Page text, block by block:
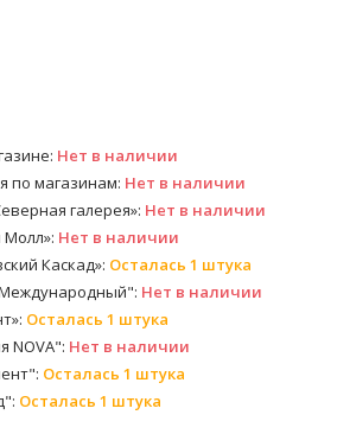
Нет в наличии
по магазинам: Нет в наличии
галерея»: Нет в наличии
Молл»: Нет в наличии
Каскад»: Осталась 1 штука
Нет в наличии
Осталась 1 штука
NOVA": Нет в наличии
Осталась 1 штука
Осталась 1 штука